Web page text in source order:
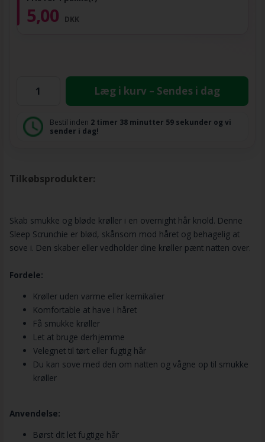
5,00 DKK
Læg i kurv – Sendes i dag
Bestil inden 2 timer 38 minutter 59 sekunder og vi
sender i dag!
Tilkøbsprodukter:
Skab smukke og bløde krøller i en overnight hår knold. Denne
Sleep Scrunchie er blød, skånsom mod håret og behagelig at
sove i. Den skaber eller vedholder dine krøller pænt natten over.
Fordele:
Krøller uden varme eller kemikalier
Komfortable at have i håret
Få smukke krøller
Let at bruge derhjemme
Velegnet til tørt eller fugtig hår
Du kan sove med den om natten og vågne op til smukke
krøller
Anvendelse:
Børst dit let fugtige hår